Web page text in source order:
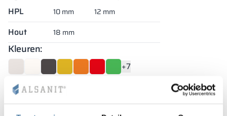
HPL 10 mm 12 mm
Hout 18 mm
Kleuren:
+7
Bekijk product